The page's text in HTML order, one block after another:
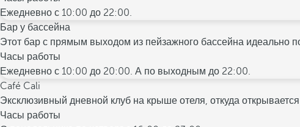
Ежедневно с 10:00 до 22:00.
Бар у бассейна
Этот бар с прямым выходом из пейзажного бассейна идеально
Часы работы
Ежедневно с 10:00 до 20:00. А по выходным до 22:00.
Café Cali
Эксклюзивный дневной клуб на крыше отеля, откуда
Часы работы